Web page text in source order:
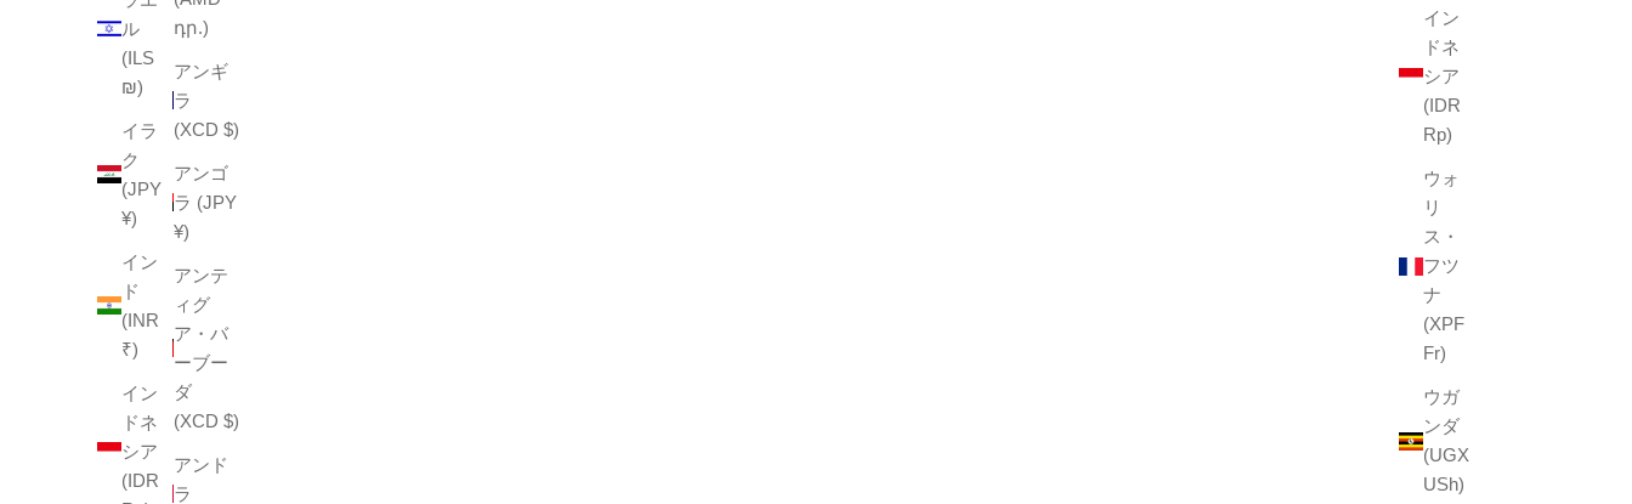
イン
ドネ
シア
(IDR
Rp)
ウォ
リ
ス・
フツ
ナ
(XPF
Fr)
ウガ
ンダ
(UGX
USh)
ル
(ILS
₪)
イラ
ク
(JPY
¥)
イン
ド
(INR
₹)
イン
ドネ
シア
(IDR
դր.)
アンギ
ラ
(XCD $)
アンゴ
ラ (JPY
¥)
アンテ
ィグ
ア・バ
ーブー
ダ
(XCD $)
アンド
ラ